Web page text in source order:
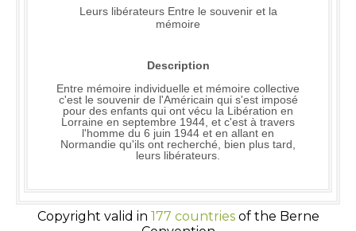
Leurs libérateurs Entre le souvenir et la
mémoire
Description
Entre mémoire individuelle et mémoire collective
c'est le souvenir de l'Américain qui s'est imposé
pour des enfants qui ont vécu la Libération en
Lorraine en septembre 1944, et c'est à travers
l'homme du 6 juin 1944 et en allant en
Normandie qu'ils ont recherché, bien plus tard,
leurs libérateurs.
Copyright valid in 177 countriesof the Berne